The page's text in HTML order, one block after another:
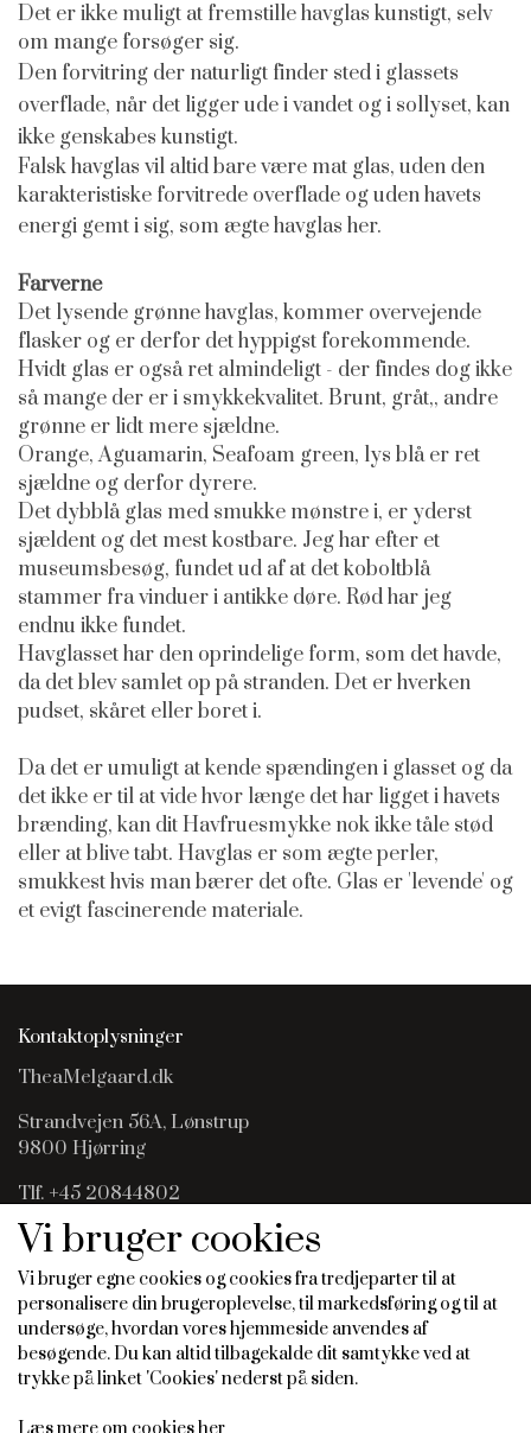
Det er ikke muligt at fremstille havglas kunstigt, selv
om mange forsøger sig.
Den forvitring der naturligt finder sted i glassets
overflade, når det ligger ude i vandet og i sollyset, kan
ikke genskabes kunstigt.
Falsk havglas vil altid bare være mat glas, uden den
karakteristiske forvitrede overflade og uden havets
energi gemt i sig, som ægte havglas her.
Farverne
Det lysende grønne havglas, kommer overvejende
flasker og er derfor det hyppigst forekommende.
Hvidt glas er også ret almindeligt - der findes dog ikke
så mange der er i smykkekvalitet. Brunt, gråt,, andre
grønne er lidt mere sjældne.
Orange, Aguamarin, Seafoam green, lys blå er ret
sjældne og derfor dyrere.
Det dybblå glas med smukke mønstre i, er yderst
sjældent og det mest kostbare. Jeg har efter et
museumsbesøg, fundet ud af at det koboltblå
stammer fra vinduer i antikke døre. Rød har jeg
endnu ikke fundet.
Havglasset har den oprindelige form, som det havde,
da det blev samlet op på stranden. Det er hverken
pudset, skåret eller boret i.
Da det er umuligt at kende spændingen i glasset og da
det ikke er til at vide hvor længe det har ligget i havets
brænding, kan dit Havfruesmykke nok ikke tåle stød
eller at blive tabt. Havglas er som ægte perler,
smukkest hvis man bærer det ofte. Glas er 'levende' og
et evigt fascinerende materiale.
Kontaktoplysninger
TheaMelgaard.dk
Strandvejen 56A, Lønstrup
9800 Hjørring
Tlf. +45 20844802
E-mail: theamelgaard@live.dk
CVR 31901731
Trustpilot
Vi bruger cookies
Vi bruger egne cookies og cookies fra tredjeparter til at
personalisere din brugeroplevelse, til markedsføring og til at
undersøge, hvordan vores hjemmeside anvendes af
besøgende. Du kan altid tilbagekalde dit samtykke ved at
trykke på linket 'Cookies' nederst på siden.